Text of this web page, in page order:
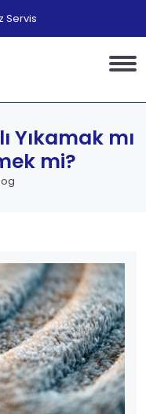
Servis
Yıkamak mı
mi?